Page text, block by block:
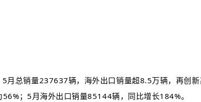
月总销量237637辆，海外出口销量超8.5万辆，再
；5月海外出口销量85144辆，同比增长184%。